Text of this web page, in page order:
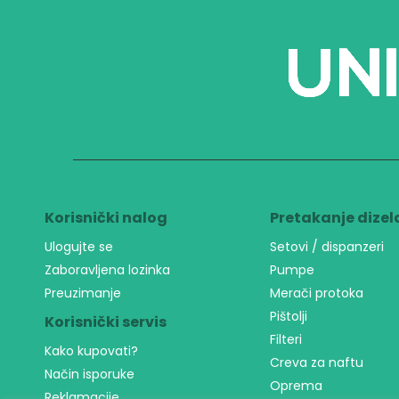
Korisnički nalog
Ulogujte se
Zaboravljena lozinka
Preuzimanje
Korisnički servis
Kako kupovati?
Način isporuke
Pretakanje
Setovi / dispanzeri
Pumpe
Merači protoka
Pištolji
Filteri
Creva za naftu
Oprema